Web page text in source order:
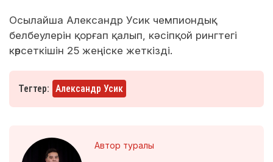
Осылайша Александр Усик чемпиондық
белбеулерін қорғап қалып, кәсіпқой рингтегі
көрсеткішін 25 жеңіске жеткізді.
Тегтер: Александр Усик
Автор туралы